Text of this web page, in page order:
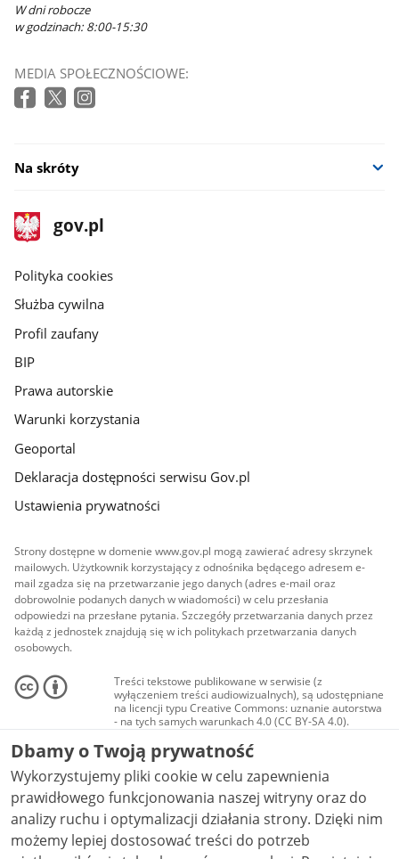
W dni robocze
w godzinach: 8:00-15:30
MEDIA SPOŁECZNOŚCIOWE:
Na skróty
stopka
gov.pl
Strona
gov.pl
gov.pl
Polityka cookies
Służba cywilna
Profil zaufany
BIP
Prawa autorskie
Warunki korzystania
Geoportal
Deklaracja dostępności serwisu Gov.pl
Ustawienia prywatności
Strony dostępne w domenie www.gov.pl mogą zawierać adresy skrzynek
mailowych. Użytkownik korzystający z odnośnika będącego adresem e-
mail zgadza się na przetwarzanie jego danych (adres e-mail oraz
dobrowolnie podanych danych w wiadomości) w celu przesłania
odpowiedzi na przesłane pytania. Szczegóły przetwarzania danych przez
każdą z jednostek znajdują się w ich politykach przetwarzania danych
osobowych.
Treści tekstowe publikowane w serwisie (z
wyłączeniem treści audiowizualnych), są udostępniane
na licencji typu Creative Commons: uznanie autorstwa
- na tych samych warunkach 4.0 (CC BY-SA 4.0).
Materiały audiowizualne, w tym zdjęcia, materiały
audio i wideo, są udostępniane na licencji typu
Creative Commons: uznanie autorstwa użycie
niekomercyjne - bez utworów zależnych 4.0 (CC BY-
NC-ND 4.0), o ile nie jest to stwierdzone inaczej.
Dbamy o Twoją prywatność
Wykorzystujemy pliki cookie w celu zapewnienia
prawidłowego funkcjonowania naszej witryny oraz do
analizy ruchu i optymalizacji działania strony. Dzięki nim
możemy lepiej dostosować treści do potrzeb